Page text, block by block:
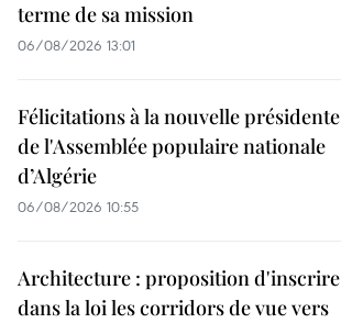
terme de sa mission
06/08/2026 13:01
Félicitations à la nouvelle présidente
de l'Assemblée populaire nationale
d’Algérie
06/08/2026 10:55
Architecture : proposition d'inscrire
dans la loi les corridors de vue vers